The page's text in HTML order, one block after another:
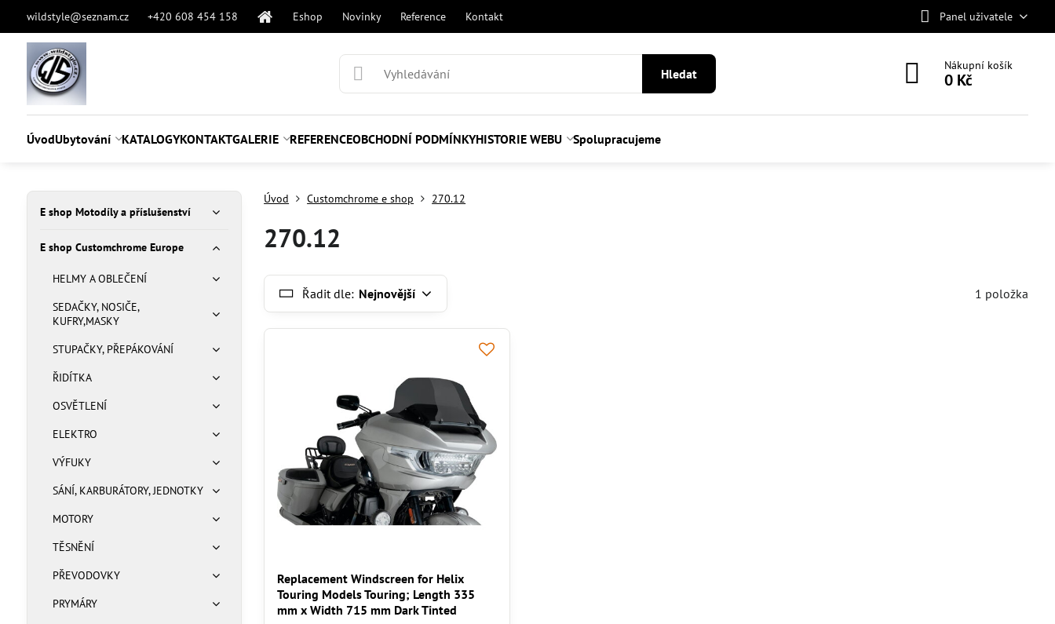
wildstyle@seznam.cz +420 608 454 158 Eshop Novinky Reference Kontakt Panel uživatele
Hledat
Nákupní košík
0 Kč
ÚvodUbytování KATALOGYKONTAKTGALERIE REFERENCEOBCHODNÍ PODMÍNKYHISTORIE WEBU Spolupracujeme
Úvod Customchrome e shop 270.12
270.12
Řadit dle: Nejnovější 1 položka
Replacement Windscreen for Helix
Touring Models Touring; Length 335
mm x Width 715 mm Dark Tinted
E shop Motodíly a příslušenství
E shop Customchrome Europe
HELMY A OBLEČENÍ
SEDAČKY, NOSIČE,
KUFRY,MASKY
STUPAČKY, PŘEPÁKOVÁNÍ
ŘIDÍTKA
OSVĚTLENÍ
ELEKTRO
VÝFUKY
SÁNÍ, KARBURÁTORY, JEDNOTKY
MOTORY
TĚSNĚNÍ
PŘEVODOVKY
PRYMÁRY